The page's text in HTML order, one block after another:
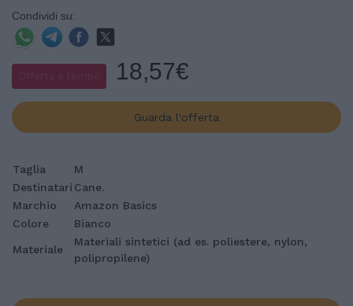
Condividi su:
18,57€
Guarda l'offerta
Taglia
M
Destinatari Cane.
Marchio
Amazon Basics
Colore
Bianco
Materiale
Materiali sintetici (ad es. poliestere, nylon,
polipropilene)